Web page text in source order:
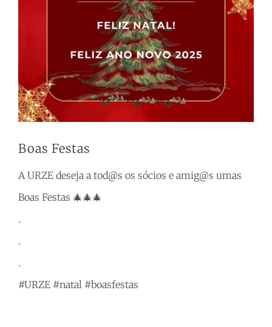
Boas Festas
A URZE deseja a tod@s os sócios e amig@s umas
Boas Festas 🎄🎄🎄
.
.
.
#URZE #natal #boasfestas